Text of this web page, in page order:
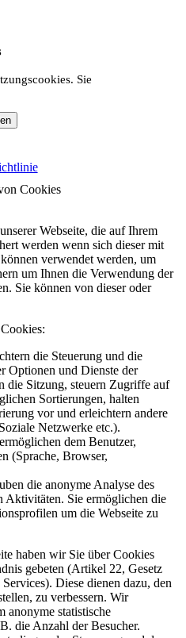
Sie
Cookies
Webseite, die auf Ihrem
werden wenn sich dieser mit
verwendet werden, um
um Ihnen die Verwendung der
Sie können von dieser oder
die Steuerung und die
Optionen und Dienste der
die Sitzung, steuern Zugriffe auf
Sortierungen, halten
vor und erleichtern andere
Netzwerke etc.).
ermöglichen dem Benutzer,
(Sprache, Browser,
die anonyme Analyse des
Aktivitäten. Sie ermöglichen die
um die Webseite zu
haben wir Sie über Cookies
gebeten (Artikel 22, Gesetz
Diese dienen dazu, den
zu verbessern. Wir
anonyme statistische
die Anzahl der Besucher.